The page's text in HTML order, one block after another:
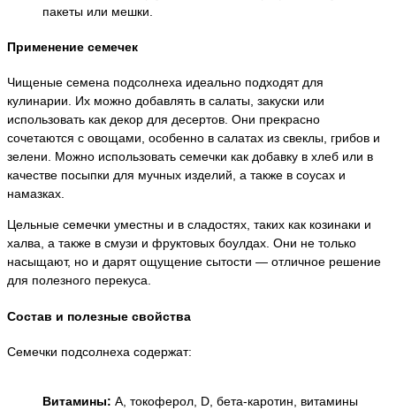
пакеты или мешки.
Применение семечек
Чищеные семена подсолнеха идеально подходят для
кулинарии. Их можно добавлять в салаты, закуски или
использовать как декор для десертов. Они прекрасно
сочетаются с овощами, особенно в салатах из свеклы, грибов и
зелени. Можно использовать семечки как добавку в хлеб или в
качестве посыпки для мучных изделий, а также в соусах и
намазках.
Цельные семечки уместны и в сладостях, таких как козинаки и
халва, а также в смузи и фруктовых боулдах. Они не только
насыщают, но и дарят ощущение сытости — отличное решение
для полезного перекуса.
Состав и полезные свойства
Семечки подсолнеха содержат:
Витамины: A, токоферол, D, бета-каротин, витамины